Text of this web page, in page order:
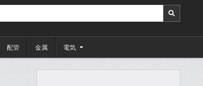
配管 金属 電気